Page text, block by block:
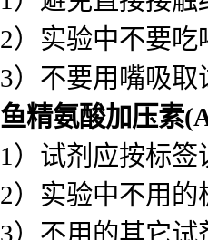
1）试剂应按标
2）实验中不用
3）不用的其它
4）使用一次性
样器。
5）使用干净的